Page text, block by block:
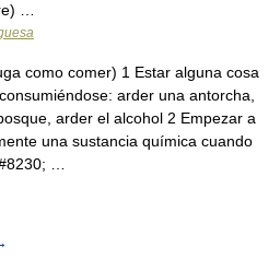
…
como comer) 1 Estar alguna cosa
arder una antorcha,
arder el alcohol 2 Empezar a
una sustancia química cuando
…